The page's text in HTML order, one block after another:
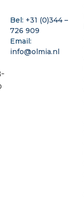
Bel: +31 (0)344 –
726 909
Email:
info@olmia.nl